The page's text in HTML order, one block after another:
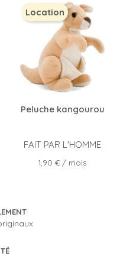
Peluche kangourou
FAIT PAR L'HOMME
Prix
1,90 € / mois
Location